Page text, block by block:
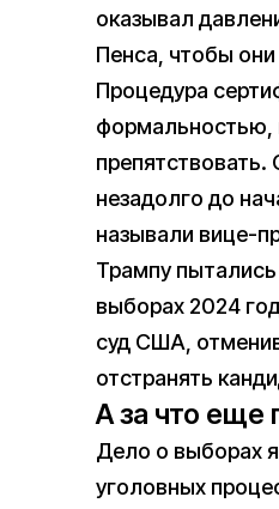
оказывал
Пенса, чтобы
Процедура
формальностью,
незадолго до
называли вице-
Трампу
выборах 2024
суд США,
отстранять
А за что еще
Дело о выборах
уголовных